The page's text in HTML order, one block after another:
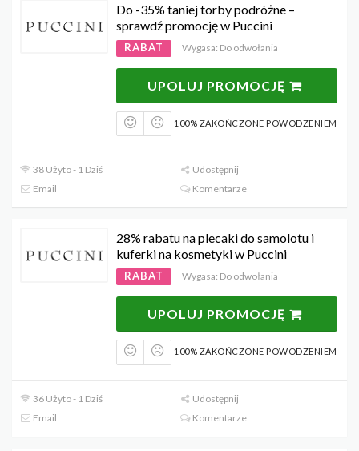
Do -35% taniej torby podróżne –
sprawdź promocję w Puccini
RABAT Wygasa: Do odwołania
UPOLUJ PROMOCJĘ
100% ZAKOŃCZONE POWODZENIEM
38 Użyto - 1 Dziś
Udostępnij
Email
Komentarze
28% rabatu na plecaki do samolotu i
kuferki na kosmetyki w Puccini
RABAT Wygasa: Do odwołania
UPOLUJ PROMOCJĘ
100% ZAKOŃCZONE POWODZENIEM
36 Użyto - 1 Dziś
Udostępnij
Email
Komentarze